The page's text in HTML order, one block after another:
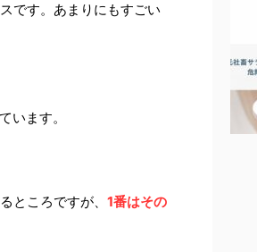
です。あまりにもすごい
います。
ところですが、 1番はその